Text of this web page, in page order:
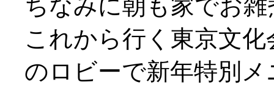
ちなみに朝も家でお
これから行く東京文
のロビーで新年特別